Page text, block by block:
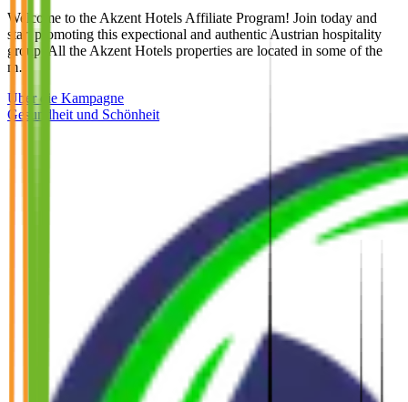
Welcome to the Akzent Hotels Affiliate Program! Join today and
start promoting this expectional and authentic Austrian hospitality
group. All the Akzent Hotels properties are located in some of the
m…
Über die Kampagne
Gesundheit und Schönheit